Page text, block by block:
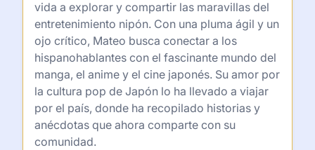
vida a explorar y compartir las maravillas del
entretenimiento nipón. Con una pluma ágil y un
ojo crítico, Mateo busca conectar a los
hispanohablantes con el fascinante mundo del
manga, el anime y el cine japonés. Su amor por
la cultura pop de Japón lo ha llevado a viajar
por el país, donde ha recopilado historias y
anécdotas que ahora comparte con su
comunidad.